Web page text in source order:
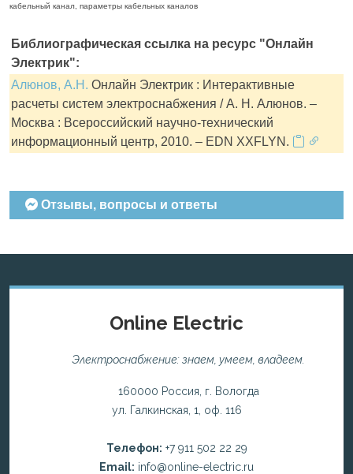
кабельный канал, параметры кабельных каналов
Библиографическая ссылка на ресурс "Онлайн
Электрик":
Алюнов, А.Н. Онлайн Электрик : Интерактивные
расчеты систем электроснабжения / А. Н. Алюнов. –
Москва : Всероссийский научно-технический
информационный центр, 2010. – EDN XXFLYN.
Отзывы, вопросы и ответы
Online Electric
Электроснабжение: знаем, умеем, владеем.
160000 Россия, г. Вологда
ул. Галкинская, 1, оф. 116
Телефон: +7 911 502 22 29
Email: info@online-electric.ru